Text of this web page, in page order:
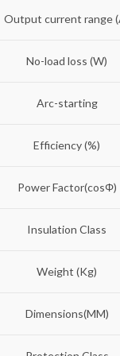
Output current range
No-load loss (W)
Arc-starting
Efficiency (%)
Power Factor(cosΦ)
Insulation Class
Weight (Kg)
Dimensions(MM)